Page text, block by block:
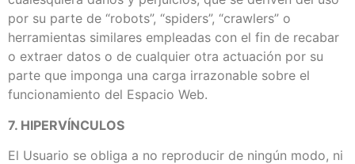
por su parte de “robots”, “spiders”, “crawlers” o
herramientas similares empleadas con el fin de recabar
o extraer datos o de cualquier otra actuación por su
parte que imponga una carga irrazonable sobre el
funcionamiento del Espacio Web.
7. HIPERVÍNCULOS
El Usuario se obliga a no reproducir de ningún modo, ni